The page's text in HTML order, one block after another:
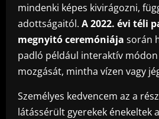
mindenki képes kivirágozni,
adottságaitól. A 2022. évi téli
megnyitó ceremóniája során
padló például interaktív
mozgását, mintha vízen vagy
Személyes kedvencem az a
látássérült gyerekek énekeltek